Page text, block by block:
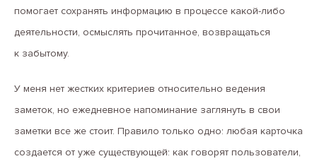
помогает сохранять информацию в процессе какой-либо
деятельности, осмыслять прочитанное, возвращаться
к забытому.
У меня нет жестких критериев относительно ведения
заметок, но ежедневное напоминание заглянуть в свои
заметки все же стоит. Правило только одно: любая карточка
создается от уже существующей: как говорят пользователи,